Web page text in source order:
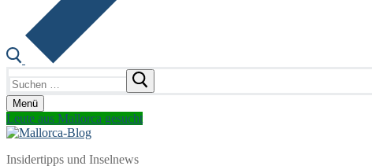
nach:
Menü
Leute aus Mallorca gesucht
Insidertipps und Inselnews